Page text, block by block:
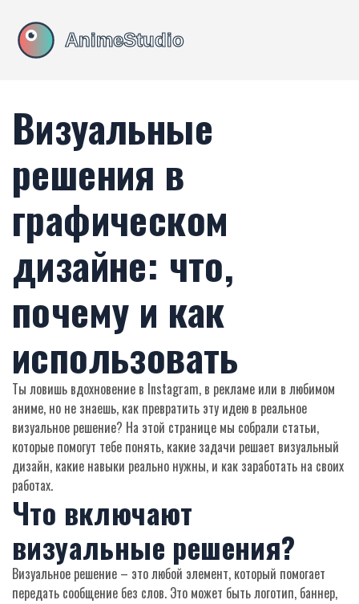
Визуальные
решения в
графическом
дизайне: что,
почему и как
использовать
Ты ловишь вдохновение в Instagram, в рекламе или в любимом
аниме, но не знаешь, как превратить эту идею в реальное
визуальное решение? На этой странице мы собрали статьи,
которые помогут тебе понять, какие задачи решает визуальный
дизайн, какие навыки реально нужны, и как заработать на своих
работах.
Что включают
визуальные решения?
Визуальное решение – это любой элемент, который помогает
передать сообщение без слов. Это может быть логотип, баннер,